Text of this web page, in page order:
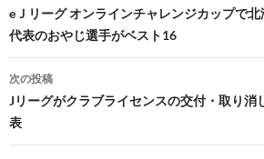
稿
ナ
ビ
ゲ
ー
eＪリーグ オンラインチャレンジカップで
代表のおやじ選手がベスト16
次の投稿
Jリーグがクラブライセンスの交付・取り消
表